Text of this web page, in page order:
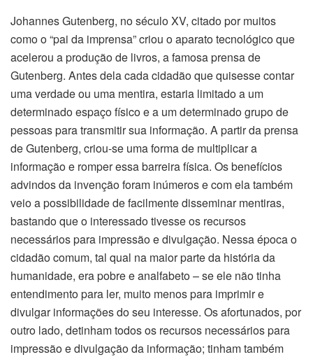
Johannes Gutenberg, no século XV, citado por muitos
como o “pai da imprensa” criou o aparato tecnológico que
acelerou a produção de livros, a famosa prensa de
Gutenberg. Antes dela cada cidadão que quisesse contar
uma verdade ou uma mentira, estaria limitado a um
determinado espaço físico e a um determinado grupo de
pessoas para transmitir sua informação. A partir da prensa
de Gutenberg, criou-se uma forma de multiplicar a
informação e romper essa barreira física. Os benefícios
advindos da invenção foram inúmeros e com ela também
veio a possibilidade de facilmente disseminar mentiras,
bastando que o interessado tivesse os recursos
necessários para impressão e divulgação. Nessa época o
cidadão comum, tal qual na maior parte da história da
humanidade, era pobre e analfabeto – se ele não tinha
entendimento para ler, muito menos para imprimir e
divulgar informações do seu interesse. Os afortunados, por
outro lado, detinham todos os recursos necessários para
impressão e divulgação da informação; tinham também